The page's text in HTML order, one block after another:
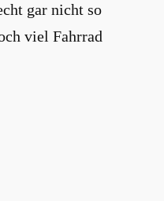
gar nicht so
viel Fahrrad